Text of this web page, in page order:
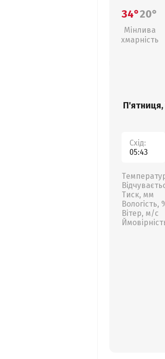
34°20°
Мінлива
хмарність
П'ятниця,
Схід:
05:43
Тиск, мм
Вологість,
Вітер, м/с